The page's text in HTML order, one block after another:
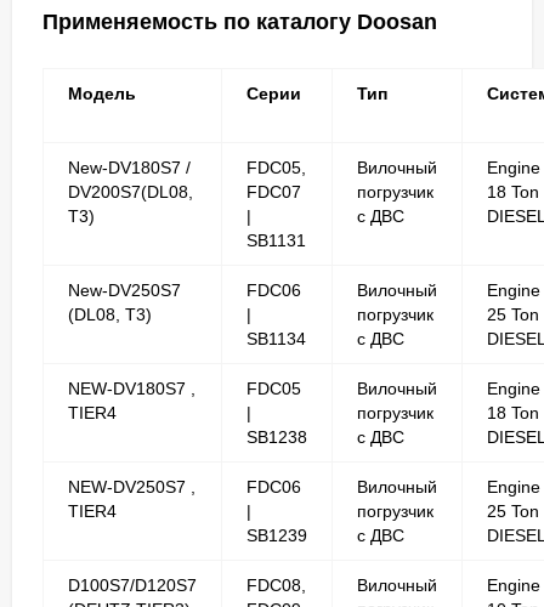
Применяемость по каталогу Doosan
Модель Серии Тип
New-DV180S7 /
DV200S7(DL08,
T3)
FDC05,
FDC07
|
SB1131
Вилочный
погрузчик
с ДВС
Engine
18 Ton
New-DV250S7
(DL08, T3)
FDC06
|
SB1134
Вилочный
погрузчик
с ДВС
Engine
25 Ton
NEW-DV180S7 ,
TIER4
FDC05
|
SB1238
Вилочный
погрузчик
с ДВС
Engine
18 Ton
NEW-DV250S7 ,
TIER4
FDC06
|
SB1239
Вилочный
погрузчик
с ДВС
Engine
25 Ton
D100S7/D120S7
FDC08,
Вилочный
Engine